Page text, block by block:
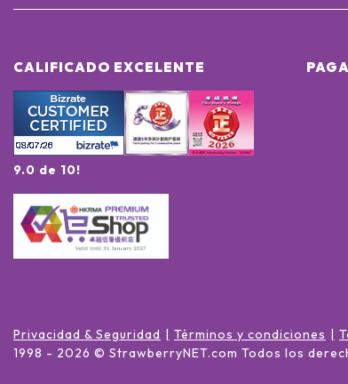
CALIFICADO EXCELENTE
9.0 de 10!
Privacidad & Seguridad Términos y condiciones
1998 - 2026 © StrawberryNET.com Todos los